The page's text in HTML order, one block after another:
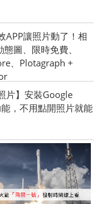
APP讓照片動了！相
圖、限時免費、
、Plotagraph +
片】安裝Google
，不用點開照片就能